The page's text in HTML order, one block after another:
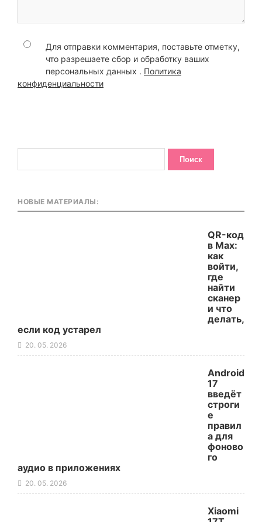
Для отправки комментария, поставьте отметку,
что разрешаете сбор и обработку ваших
персональных данных . Политика
конфиденциальности
НОВЫЕ МАТЕРИАЛЫ:
QR-код
в Max:
как
войти,
где
найти
сканер
и что
делать,
если код устарел
20. 05. 2026
Android
17
введёт
строги
е
правил
а для
фоново
го
аудио в приложениях
20. 05. 2026
Xiaomi